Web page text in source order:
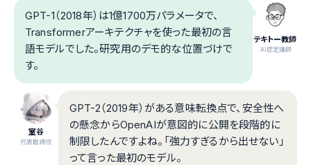
テキトー教師
.AI認定講師
GPT-1（2018年）は1億1700万パラメータで、
Transformerアーキテクチャを使った最初の言
語モデルでした。研究用のデモ的な位置づけで
す。
室谷
代表取締役
GPT-2（2019年）がある意味転換点で、安全性へ
の懸念からOpenAIが意図的に公開を段階的に
制限したんですよね。「強力すぎるから出せない」
って言った最初のモデル。